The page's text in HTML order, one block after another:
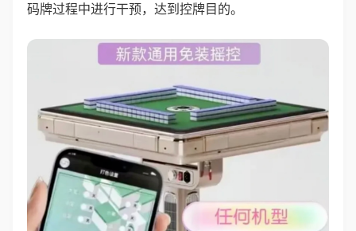
码牌过程中进行干预，达到控牌目的。